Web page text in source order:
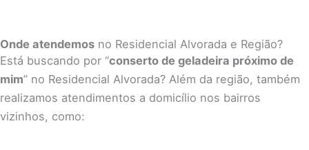
Onde atendemos no Residencial Alvorada e Região?
Está buscando por “conserto de geladeira próximo de
mim” no Residencial Alvorada? Além da região, também
realizamos atendimentos a domicílio nos bairros
vizinhos, como: